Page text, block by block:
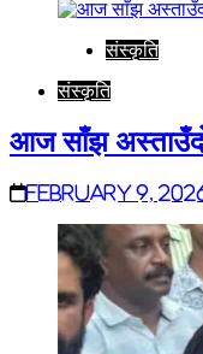
संस्कृति
संस्कृति
आज साँझ अस्ताउँदो
February 9,